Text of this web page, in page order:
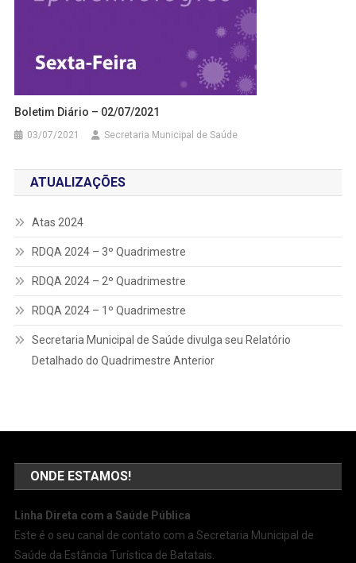
Boletim Diário – 02/07/2021
03/07/2021 Secretaria Municipal de Saúde
ATUALIZAÇÕES
Atas 2024
RDQA 2024 – 3º Quadrimestre
RDQA 2024 – 2º Quadrimestre
RDQA 2024 – 1º Quadrimestre
Secretaria Municipal de Saúde divulga seu Relatório
Detalhado do Quadrimestre Anterior
ONDE ESTAMOS!
Linha Direta com a Saúde Pública
Este é o seu canal de contato com a Secretaria Municipal de
Saúde da Estância Turística de Batatais.